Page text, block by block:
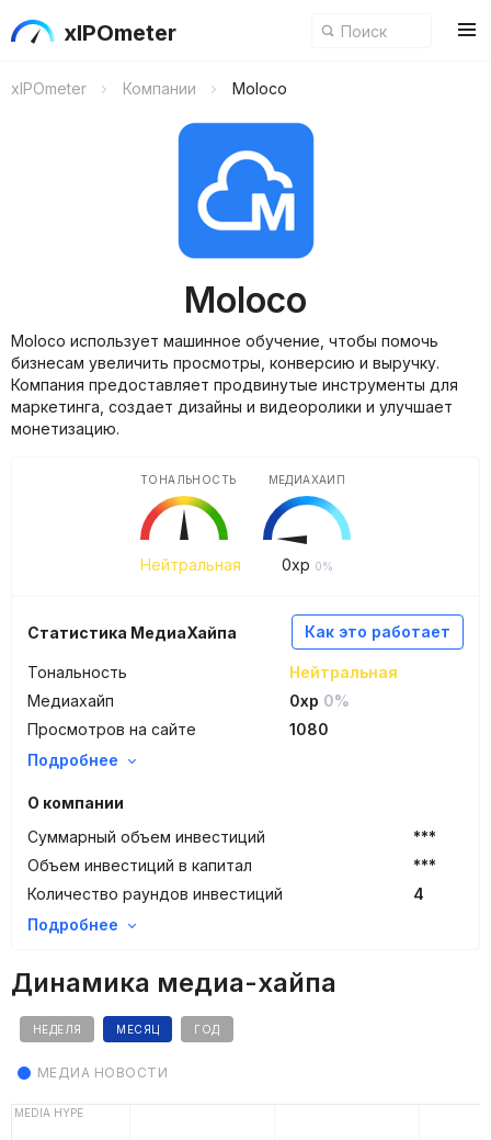
xIPOmeter
xIPOmeter Компании Moloco
Moloco
Moloco использует машинное обучение, чтобы помочь
бизнесам увеличить просмотры, конверсию и выручку.
Компания предоставляет продвинутые инструменты для
маркетинга, создает дизайны и видеоролики и улучшает
монетизацию.
Нейтральная
ТОНАЛЬНОСТЬ
0xp 0%
МЕДИАХАЙП
Как это работает
Статистика МедиаХайпа
Тональность
Нейтральная
Медиахайп
0xp 0%
Просмотров на сайте
1080
Подробнее
О компании
Суммарный объем инвестиций
***
Объем инвестиций в капитал
***
Количество раундов инвестиций
4
Подробнее
Динамика медиа-хайпа
НЕДЕЛЯ МЕСЯЦ ГОД
МЕДИА НОВОСТИ